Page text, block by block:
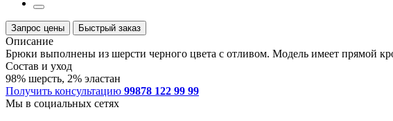
Запрос цены Быстрый заказ
Описание
Брюки выполнены из шерсти черного цвета с отливом. Модель имеет прямой
Состав и уход
98% шерсть, 2% эластан
Получить консультацию 99878 122 99 99
Мы в социальных сетях